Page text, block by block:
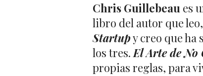
Chris Guillebeau es
libro del autor que
Startupy creo que ha
los tres.El Arte de No
propias reglas, para